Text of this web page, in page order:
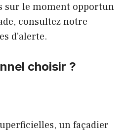
sur le moment opportun
consultez notre
d’alerte.
choisir ?
un façadier